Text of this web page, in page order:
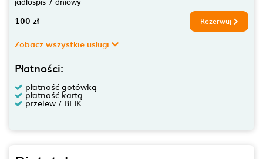
100 zł Rezerwuj
Zobacz wszystkie usługi
Płatności:
płatność gotówką
płatność kartą
przelew / BLIK